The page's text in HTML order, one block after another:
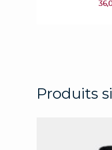
Produits